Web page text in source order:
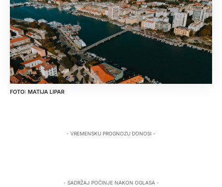
MATIJA LIPAR
- VREMENSKU PROGNOZU DONOSI -
- SADRŽAJ POČINJE NAKON OGLASA -